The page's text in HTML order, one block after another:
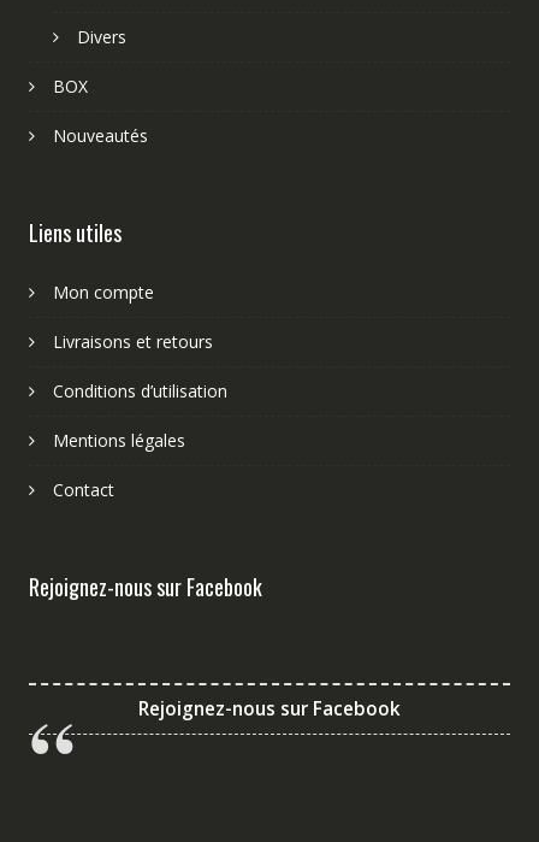
Divers
BOX
Nouveautés
Liens utiles
Mon compte
Livraisons et retours
Conditions d’utilisation
Mentions légales
Contact
Rejoignez-nous sur Facebook
Rejoignez-nous sur Facebook